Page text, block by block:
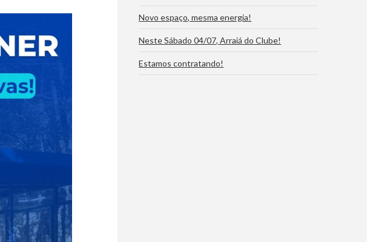
Novo espaço, mesma energia!
Neste Sábado 04/07, Arraiá do Clube!
Estamos contratando!